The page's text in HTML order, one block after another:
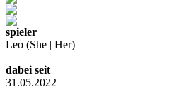
spieler
Leo (She | Her)
dabei seit
31.05.2022